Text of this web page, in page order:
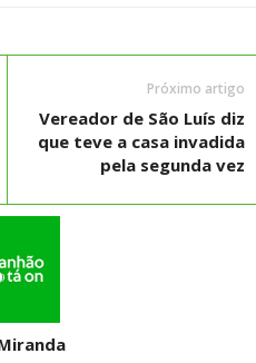
Próximo artigo
Vereador de São Luís diz
que teve a casa invadida
pela segunda vez